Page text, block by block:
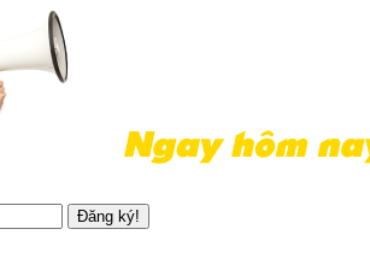
Đăng ký!